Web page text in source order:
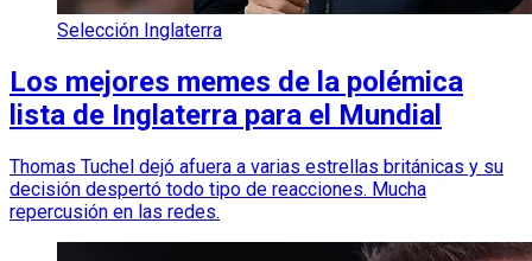
Selección Inglaterra
Los mejores memes de la polémica
lista de Inglaterra para el Mundial
Thomas Tuchel dejó afuera a varias estrellas británicas y su
decisión despertó todo tipo de reacciones. Mucha
repercusión en las redes.